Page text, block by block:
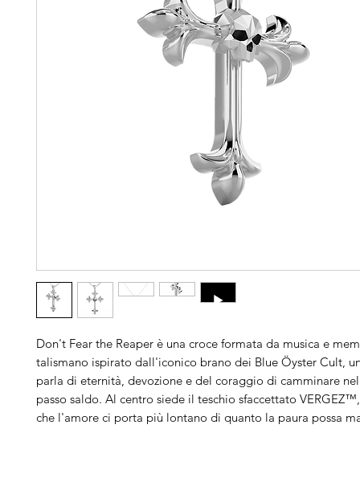
Don't Fear the Reaper è una croce formata da musica e
talismano ispirato dall'iconico brano dei Blue Öyster Cult,
parla di eternità, devozione e del coraggio di camminare
passo saldo. Al centro siede il teschio sfaccettato
che l'amore ci porta più lontano di quanto la paura possa